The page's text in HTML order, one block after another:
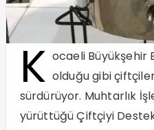
K ocaeli Büyükşehir
olduğu gibi
sürdürüyor. Muhtarlık
yürüttüğü Çiftçiyi